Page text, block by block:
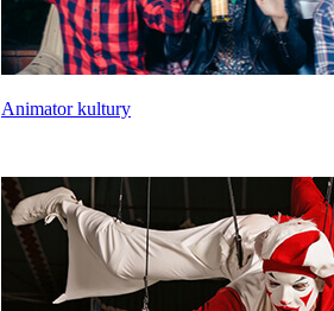
Animator kultury